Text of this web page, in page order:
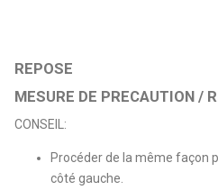
REPOSE
MESURE DE PRECAUTION /
CONSEIL:
Procéder de la même façon
côté gauche.